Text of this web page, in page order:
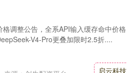
调整公告，全系API输入缓存命中价格
V4-Pro更叠加限时2.5折....
启云科技